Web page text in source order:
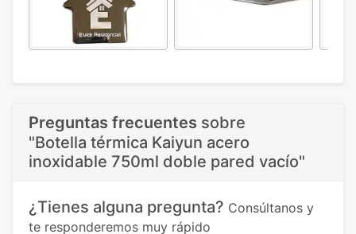
Preguntas frecuentes sobre
"Botella térmica Kaiyun acero
inoxidable 750ml doble pared vacío"
¿Tienes alguna pregunta? Consúltanos y
te responderemos muy rápido